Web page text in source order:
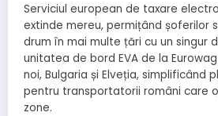
Serviciul european de taxare
extinde mereu, permițând șoferilor
drum în mai multe țări cu un singur
unitatea de bord EVA de la
noi, Bulgaria și Elveția, simplificând
pentru transportatorii români care
zone.